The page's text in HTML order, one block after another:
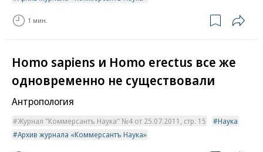
1 мин.
Homo sapiens и Homo erectus все же
одновременно не существовали
Антропология
Журнал "Коммерсантъ Наука" №4 от 25.07.2011, стр. 15
Наука
Архив журнала «Коммерсантъ Наука»